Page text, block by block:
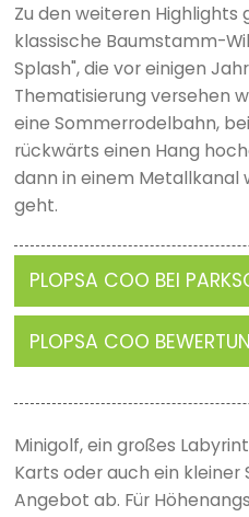
Zu den weiteren Highlights
klassische Baumstamm-
Splash", die vor einigen
Thematisierung versehen
eine Sommerrodelbahn,
rückwärts einen Hang
dann in einem Metallkanal
geht.
PLOPSA COO BEI
PLOPSA COO
Minigolf, ein großes
Karts oder auch ein
Angebot ab. Für